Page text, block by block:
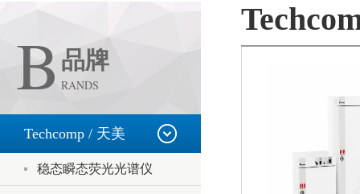
B 品牌
RANDS
Techcomp / 天美
稳态瞬态荧光光谱仪